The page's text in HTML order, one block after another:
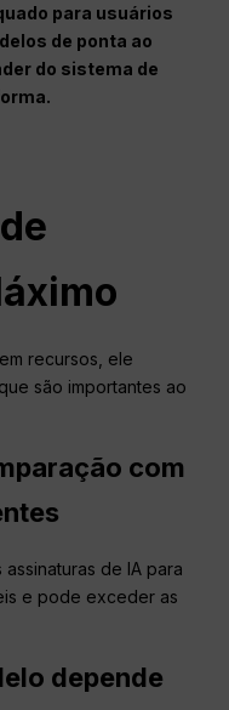
para usuários
de ponta ao
do sistema de
recursos, ele
são importantes ao
com
de IA para
e pode exceder as
depende